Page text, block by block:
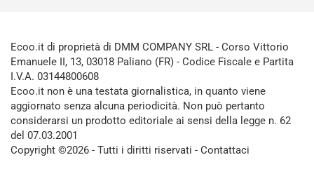
Ecoo.it di proprietà di DMM COMPANY SRL - Corso Vittorio
Emanuele II, 13, 03018 Paliano (FR) - Codice Fiscale e Partita
I.V.A. 03144800608
Ecoo.it non è una testata giornalistica, in quanto viene
aggiornato senza alcuna periodicità. Non può pertanto
considerarsi un prodotto editoriale ai sensi della legge n. 62
del 07.03.2001
Copyright ©2026 - Tutti i diritti riservati - Contattaci